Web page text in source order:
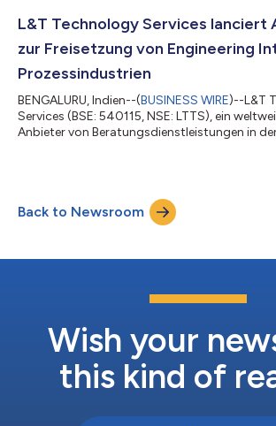
Hackathon brachte nahezu 4.000
Teams) aus Bengaluru,...
L&T Technology Services
zur Freisetzung von Engineering
Prozessindustrien
BENGALURU, Indien--(BUSINESS WIRE)--L&T
Services (BSE: 540115, NSE: LTTS), ein
Anbieter von Beratungsdienstleistungen in
Prozessindustrien. Ainfonix™ 4.0 wurde bei der
vorgestellt, der Leitveranstaltung von LTTS,
Branchenführer und Engineering-Experten z...
Back to Newsroom
Wish your
this kind of